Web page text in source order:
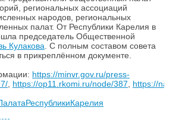
региональных ассоциаций
народов, региональных
палат. От Республики Карелия в
председатель Общественной
Кулакова . С полным составом совета
в прикреплённом документе.
https://minvr.gov.ru/press-
https://op11.rkomi.ru/node/387
https://